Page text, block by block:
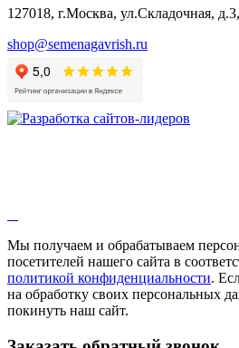
127018, г.Москва, ул.Складочная,
shop@semenagavrish.ru
Мы получаем и обрабатываем
посетителей нашего сайта в
политикой конфиденциальности.
на обработку своих персональных
покинуть наш сайт.